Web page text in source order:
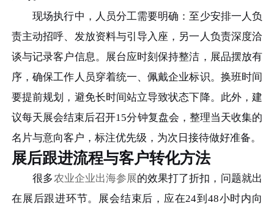
现场执行中，人员分工需要明确：至少安排一人负
责主动招呼、发放资料与引导入座，另一人负责深度洽
谈与记录客户信息。展台应时刻保持整洁，展品摆放有
序，确保工作人员穿着统一、佩戴企业标识。换班时间
要提前规划，避免长时间站立导致状态下降。此外，建
议每天展会结束后召开15分钟复盘会，整理当天收集的
名片与意向客户，标注优先级，为次日接待做好准备。
展后跟进流程与客户转化方法
很多农业企业出海参展的效果打了折扣，问题就出
在展后跟进环节。展会结束后，应在24到48小时内向